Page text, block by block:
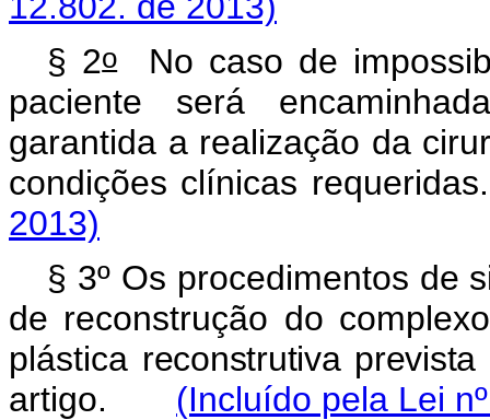
§ 2oNo caso de
paciente será
garantida a realização da
condições clínicas
2013)
§ 3º Os procedimentos de
de reconstrução do
plástica reconstrutiva
artigo. (Incluído pela Lei